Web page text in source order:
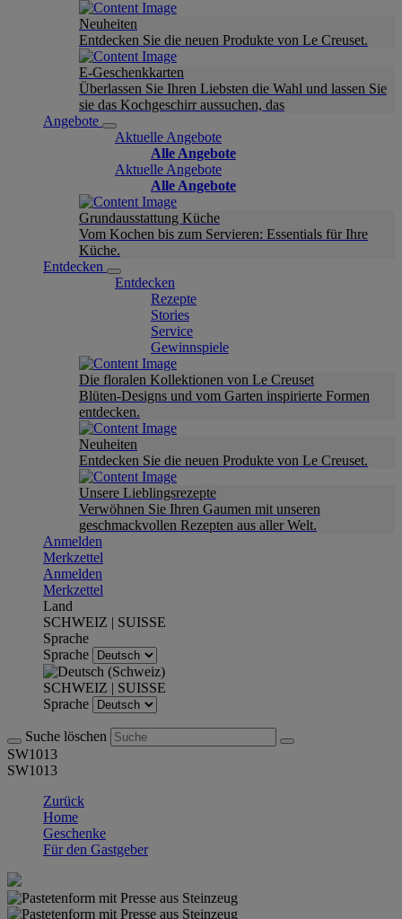
Neuheiten
Entdecken Sie die neuen Produkte von Le Creuset.
E-Geschenkkarten
Überlassen Sie Ihren Liebsten die Wahl und lassen Sie
sie das Kochgeschirr aussuchen, das
Angebote
Aktuelle Angebote
Alle Angebote
Aktuelle Angebote
Alle Angebote
Grundausstattung Küche
Vom Kochen bis zum Servieren: Essentials für Ihre
Küche.
Entdecken
Entdecken
Rezepte
Stories
Service
Gewinnspiele
Die floralen Kollektionen von Le Creuset
Blüten-Designs und vom Garten inspirierte Formen
entdecken.
Neuheiten
Entdecken Sie die neuen Produkte von Le Creuset.
Unsere Lieblingsrezepte
Verwöhnen Sie Ihren Gaumen mit unseren
geschmackvollen Rezepten aus aller Welt.
Anmelden
Merkzettel
Anmelden
Merkzettel
Land
SCHWEIZ | SUISSE
Sprache
Sprache
SCHWEIZ | SUISSE
Sprache
Suche löschen
SW1013
SW1013
Zurück
Home
Geschenke
Für den Gastgeber